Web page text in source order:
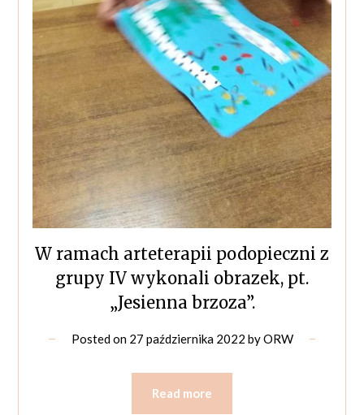
W ramach arteterapii podopieczni z
grupy IV wykonali obrazek, pt.
„Jesienna brzoza”.
Posted on 27 października 2022 byORW
Read more